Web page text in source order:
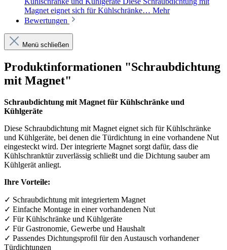
Magnet eignet sich für Kühlschränke… Mehr
Bewertungen
Menü schließen
Produktinformationen "Schraubdichtung
mit Magnet"
Schraubdichtung mit Magnet für Kühlschränke und
Kühlgeräte
Diese Schraubdichtung mit Magnet eignet sich für Kühlschränke
und Kühlgeräte, bei denen die Türdichtung in eine vorhandene Nut
eingesteckt wird. Der integrierte Magnet sorgt dafür, dass die
Kühlschranktür zuverlässig schließt und die Dichtung sauber am
Kühlgerät anliegt.
Ihre Vorteile:
✓ Schraubdichtung mit integriertem Magnet
✓ Einfache Montage in einer vorhandenen Nut
✓ Für Kühlschränke und Kühlgeräte
✓ Für Gastronomie, Gewerbe und Haushalt
✓ Passendes Dichtungsprofil für den Austausch vorhandener
Türdichtungen